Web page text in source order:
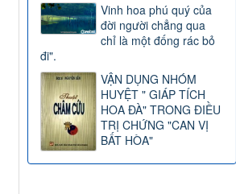
Vinh hoa phú quý của
đời người chẳng qua
chỉ là một đống rác bỏ
đi".
VẬN DỤNG NHÓM
HUYỆT " GIÁP TÍCH
HOA ĐÀ" TRONG ĐIỀU
TRỊ CHỨNG "CAN VỊ
BẤT HÒA"